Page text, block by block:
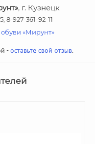
, г. Кузнецк
8-927-361-92-11
обуви «Мирунт»
-оставьте свой отзыв.